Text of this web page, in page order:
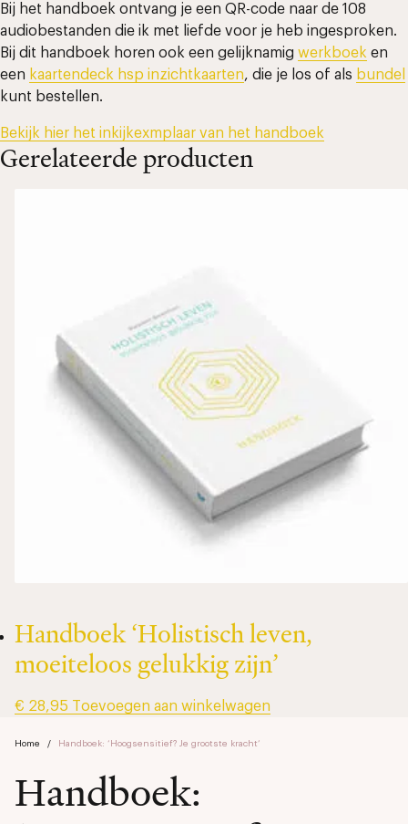
Bij het handboek ontvang je een QR-code naar de 108
audiobestanden die ik met liefde voor je heb ingesproken.
Bij dit handboek horen ook een gelijknamig werkboek en
een kaartendeck hsp inzichtkaarten, die je los of als bundel
kunt bestellen.
Bekijk hier het inkijkexmplaar van het handboek
Gerelateerde producten
Handboek ‘Holistisch leven,
moeiteloos gelukkig zijn’
€ 28,95 Toevoegen aan winkelwagen
Home / Handboek: ‘Hoogsensitief? Je grootste kracht’
Handboek: